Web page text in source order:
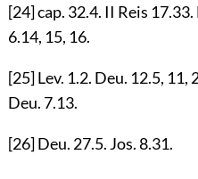
[24]cap. 32.4. II Reis 17.33.
6.14, 15, 16.
[25]Lev. 1.2. Deu. 12.5, 11,
Deu. 7.13.
[26]Deu. 27.5. Jos.8.31.